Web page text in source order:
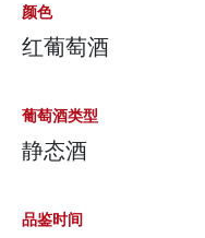
颜色
红葡萄酒
葡萄酒类型
静态酒
品鉴时间